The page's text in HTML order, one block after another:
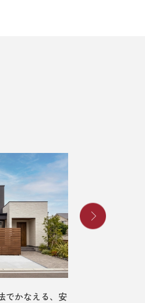
でかなえる、安